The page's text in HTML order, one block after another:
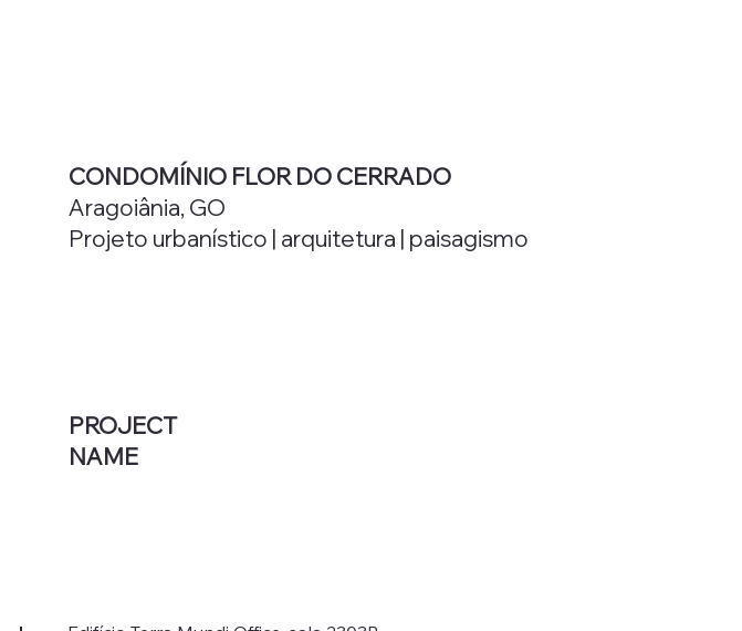
CONDOMÍNIO FLOR DO CERRADO
Aragoiânia, GO
Projeto urbanístico | arquitetura | paisagismo
PROJECT
NAME